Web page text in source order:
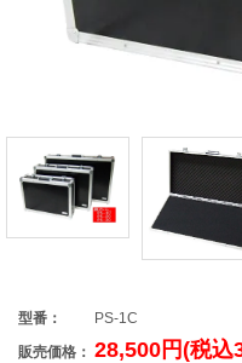
型番：
PS-1C
販売価格： 28,500円(税込